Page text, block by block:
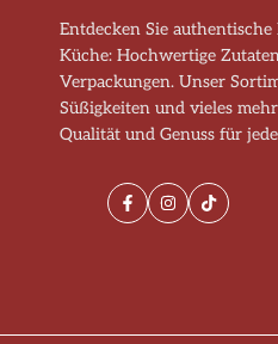
Entdecken Sie
Küche: Hochwertige
Verpackungen. Unser
Süßigkeiten und vieles
Qualität und Genuss für
FacebookInstagram
TikTok